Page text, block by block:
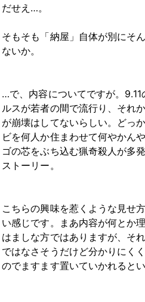
だせえ…。
そもそも「納屋」自体が別にそ
ないか。
…で、内容についてですが。
ルスが若者の間で流行り、それ
が崩壊はしてないらしい。どっ
ビを何人か住まわせて何やかん
ゴの芯をぶち込む猟奇殺人が多
ストーリー。
こちらの興味を惹くような見せ
い感じです。まあ内容が何とか
はましな方ではありますが、そ
ではなさそうだけど分かりにく
のでますます置いていかれると